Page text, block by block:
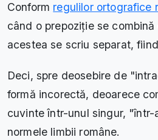
Conform regulilor ortografice
când o prepoziție se
acestea se scriu separat,
Deci, spre deosebire de
formă incorectă, deoarece
cuvinte într-unul singur,
normele limbii române.